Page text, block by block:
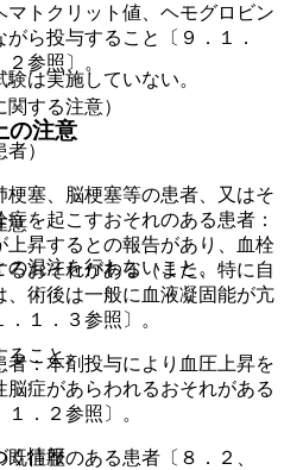
は実施していない。
の注意
意
混注を行わないこと。
ること。
く情報
トクリット値、ヘモグロビン
ら投与すること〔９．１．
参照〕。
する注意）
）
塞、脳梗塞等の患者、又はそ
を起こすおそれのある患者：
昇するとの報告があり、血栓
おそれがある（また、特に自
術後は一般に血液凝固能が亢
１．３参照〕。
：本剤投与により血圧上昇を
症があらわれるおそれがある
．２参照〕。
往歴のある患者〔８．２、